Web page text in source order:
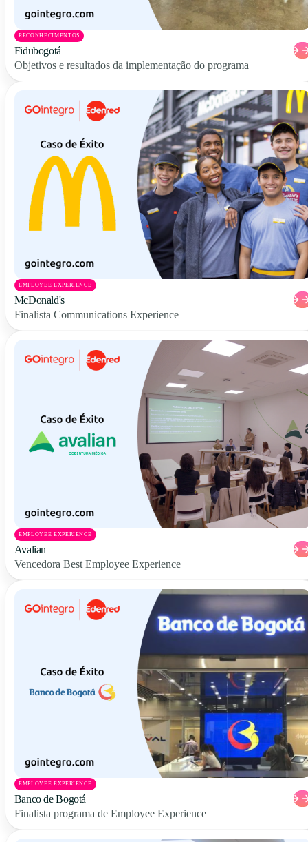
RECONHECIMENTOS
Fidubogotá
Objetivos e resultados da implementação do programa
EMPLOYEE EXPERIENCE
McDonald's
Finalista Communications Experience
EMPLOYEE EXPERIENCE
Avalian
Vencedora Best Employee Experience
EMPLOYEE EXPERIENCE
Banco de Bogotá
Finalista programa de Employee Experience